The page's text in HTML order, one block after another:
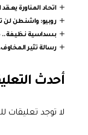
اتحاد المناورة يعقد
روبيو: واشنطن لن
بسداسية نظيفة..
رسالة تثير
أحدث
لا توجد تعليقات